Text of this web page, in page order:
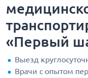
«Первый
Выезд
Врачи с опытом